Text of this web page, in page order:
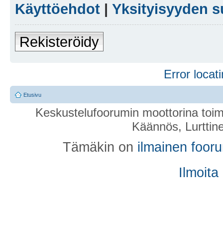
Käyttöehdot | Yksityisyyden
Rekisteröidy
Error
Etusivu
Keskustelufoorumin moottorina
Käännös,
Tämäkin on ilmainen